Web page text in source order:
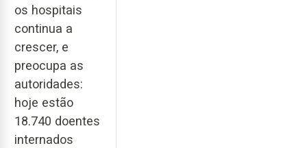
os hospitais
continua a
crescer, e
preocupa as
autoridades:
hoje estão
18.740 doentes
internados